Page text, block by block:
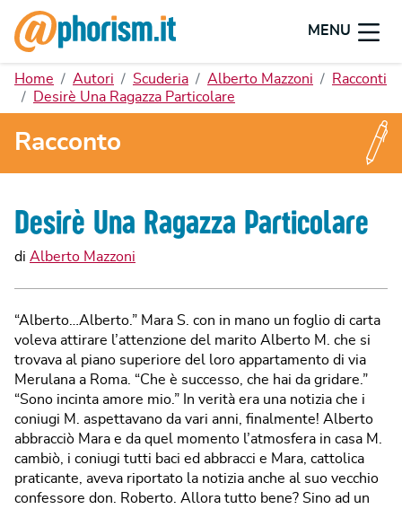
MENU
Home Autori Scuderia Alberto Mazzoni
Racconti
Desirè Una Ragazza Particolare
Racconto
Desirè Una Ragazza Particolare
di Alberto Mazzoni
“Alberto…Alberto.” Mara S. con in mano un foglio di carta
voleva attirare l’attenzione del marito Alberto M. che si
trovava al piano superiore del loro appartamento di via
Merulana a Roma. “Che è successo, che hai da gridare.”
“Sono incinta amore mio.” In verità era una notizia che i
coniugi M. aspettavano da vari anni, finalmente! Alberto
abbracciò Mara e da quel momento l’atmosfera in casa M.
cambiò, i coniugi tutti baci ed abbracci e Mara, cattolica
praticante, aveva riportato la notizia anche al suo vecchio
confessore don. Roberto. Allora tutto bene? Sino ad un